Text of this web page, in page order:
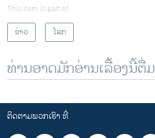
This item is part of
ຂ່າວ
ໂລກ
ທ່ານອາດມັກອ່ານເລື້ອງນີ້ຕື່ມ
ຕິດຕາມພວກເຮົາ ທີ່